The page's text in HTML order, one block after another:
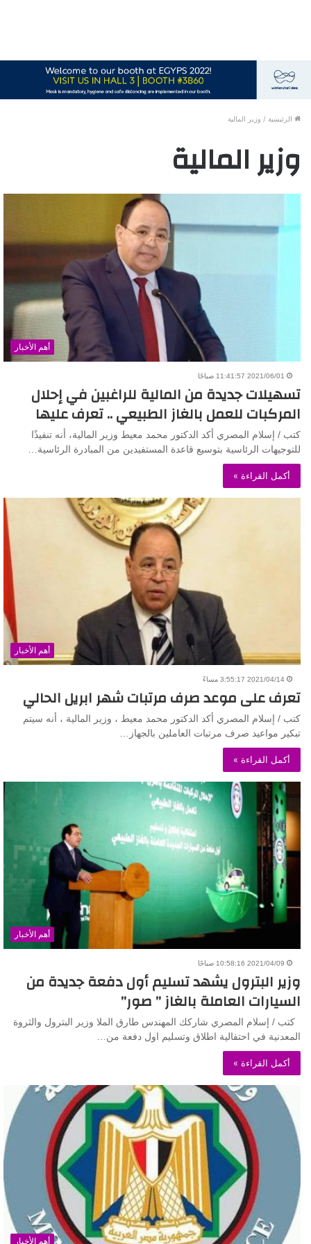
الرئيسية / وزير المالية
وزير المالية
أهم الأخبار
2021/06/01 11:41:57 صباحًا
تسهيلات جديدة من المالية للراغبين في إحلال
المركبات للعمل بالغاز الطبيعي .. تعرف عليها
كتب / إسلام المصري أكد الدكتور محمد معيط وزير المالية، أنه تنفيذًا
للتوجيهات الرئاسية بتوسيع قاعدة المستفيدين من المبادرة الرئاسية…
أكمل القراءة »
أهم الأخبار
2021/04/14 3:55:17 مساءً
تعرف على موعد صرف مرتبات شهر ابريل الحالي
كتب / إسلام المصري أكد الدكتور محمد معيط ، وزير المالية ، أنه سيتم
تبكير مواعيد صرف مرتبات العاملين بالجهاز…
أكمل القراءة »
أهم الأخبار
2021/04/09 10:58:16 صباحًا
وزير البترول يشهد تسليم أول دفعة جديدة من
السيارات العاملة بالغاز ” صور”
كتب / إسلام المصري شاركك المهندس طارق الملا وزير البترول والثروة
المعدنية في احتفالية اطلاق وتسليم اول دفعة من…
أكمل القراءة »
أهم الأخبار